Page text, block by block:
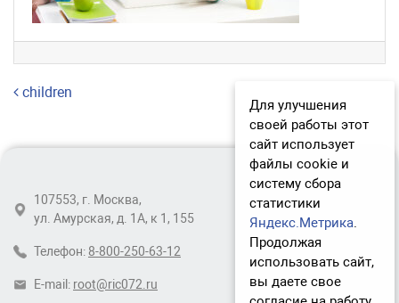
Навигация по записям
children
107553, г. Москва,
ул. Амурская, д. 1А, к 1, 155
Телефон: 8-800-250-63-12
E-mail: root@ric072.ru
Для улучшения
своей работы этот
сайт использует
файлы cookie и
систему сбора
статистики
Яндекс.Метрика.
Продолжая
использовать сайт,
вы даете свое